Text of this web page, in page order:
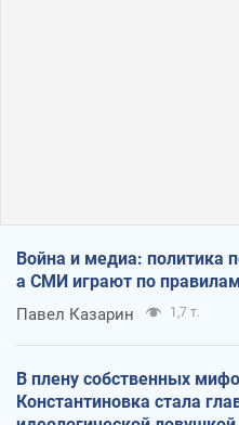
Война и медиа: политика
а СМИ играют по
Павел Казарин 1,7 т.
В плену собственных
Константиновка стала